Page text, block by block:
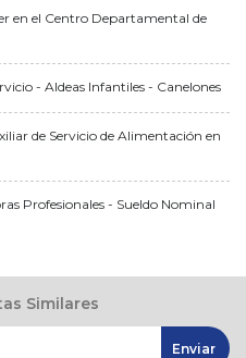
en el Centro Departamental de
- Aldeas Infantiles - Canelones
de Servicio de Alimentación en
Profesionales - Sueldo Nominal
Similares